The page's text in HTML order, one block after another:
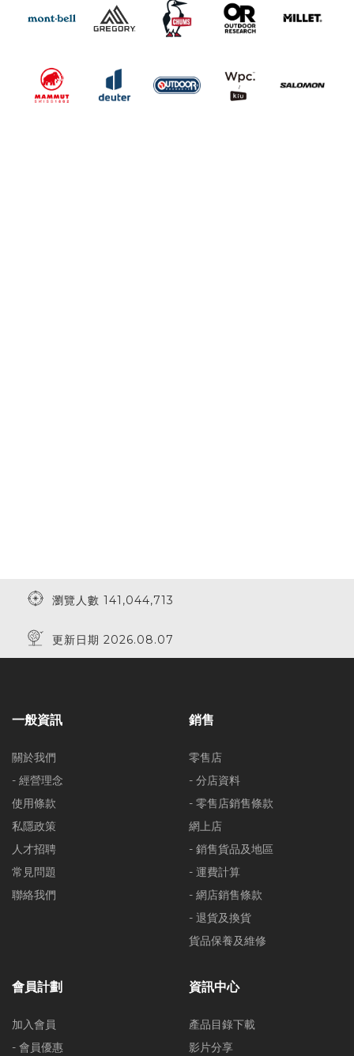
瀏覽人數 141,044,713
更新日期 2026.08.07
一般資訊
關於我們
- 經營理念
使用條款
私隱政策
人才招聘
常見問題
聯絡我們
銷售
零售店
- 分店資料
- 零售店銷售條款
網上店
- 銷售貨品及地區
- 運費計算
- 網店銷售條款
- 退貨及換貨
貨品保養及維修
會員計劃
加入會員
- 會員優惠
資訊中心
產品目錄下載
影片分享